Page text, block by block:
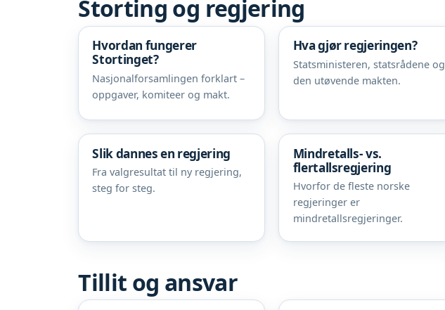
Storting og regjering
Hvordan fungerer
Stortinget?
Nasjonalforsamlingen forklart –
oppgaver, komiteer og makt.
Hva gjør regjeringen?
Statsministeren, statsrådene og
den utøvende makten.
Slik dannes en regjering
Fra valgresultat til ny regjering,
steg for steg.
Mindretalls- vs.
flertallsregjering
Hvorfor de fleste norske
regjeringer er
mindretallsregjeringer.
Tillit og ansvar